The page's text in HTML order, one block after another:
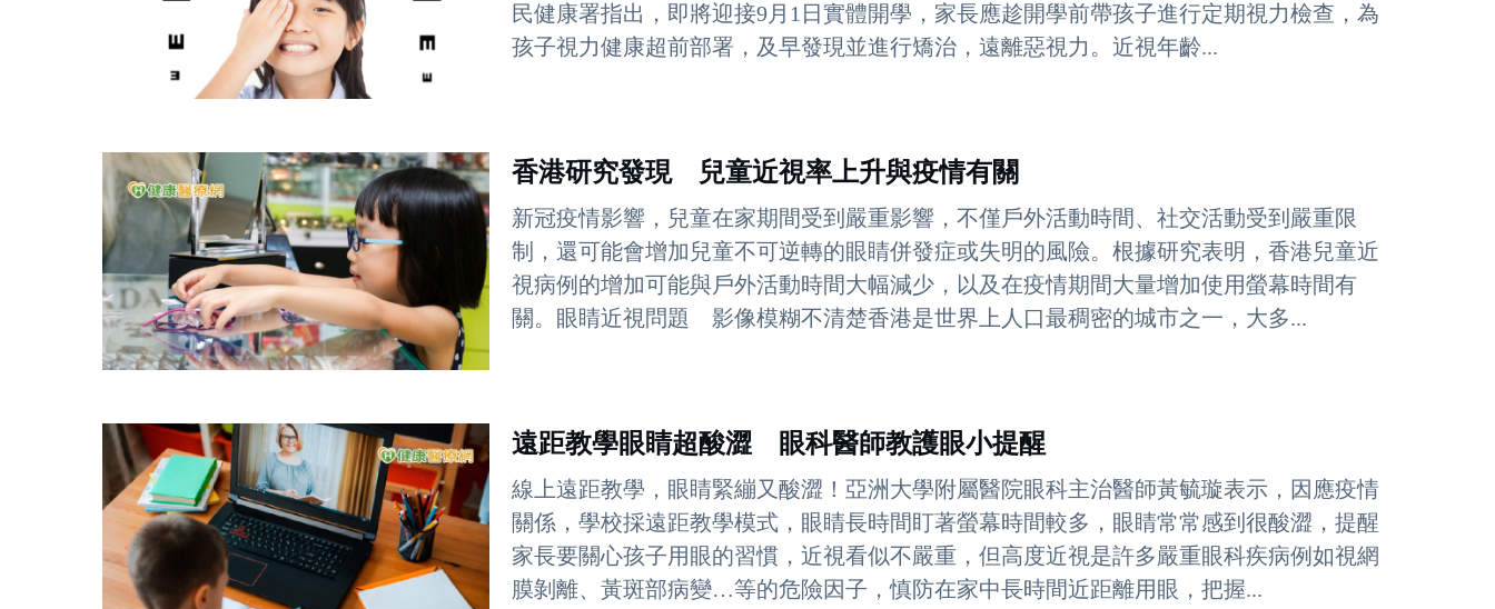
民健康署指出，即將迎接9月1日實體開學，家長應趁開學前帶孩子進行定期視力檢查，為
孩子視力健康超前部署，及早發現並進行矯治，遠離惡視力。近視年齡...
香港研究發現 兒童近視率上升與疫情有關
新冠疫情影響，兒童在家期間受到嚴重影響，不僅戶外活動時間、社交活動受到嚴重限
制，還可能會增加兒童不可逆轉的眼睛併發症或失明的風險。根據研究表明，香港兒童近
視病例的增加可能與戶外活動時間大幅減少，以及在疫情期間大量增加使用螢幕時間有
關。眼睛近視問題 影像模糊不清楚香港是世界上人口最稠密的城市之一，大多...
遠距教學眼睛超酸澀 眼科醫師教護眼小提醒
線上遠距教學，眼睛緊繃又酸澀！亞洲大學附屬醫院眼科主治醫師黃毓璇表示，因應疫情
關係，學校採遠距教學模式，眼睛長時間盯著螢幕時間較多，眼睛常常感到很酸澀，提醒
家長要關心孩子用眼的習慣，近視看似不嚴重，但高度近視是許多嚴重眼科疾病例如視網
膜剝離、黃斑部病變…等的危險因子，慎防在家中長時間近距離用眼，把握...